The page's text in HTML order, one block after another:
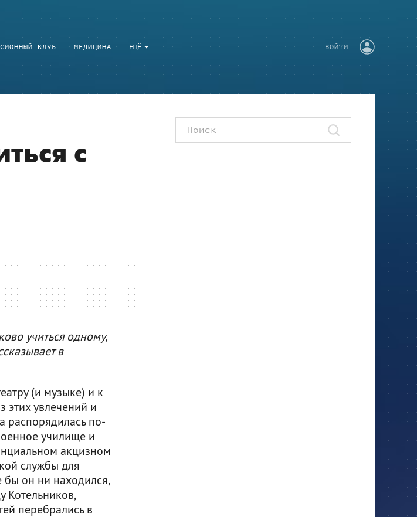
ЕЩЁ
КЛУБ МЕДИЦИНА ВОЙТИ
с
учиться одному,
в
(и музыке) и к
увлечений и
распорядилась по-
училище и
акцизном
службы для
бы он ни находился,
Котельников,
перебрались в